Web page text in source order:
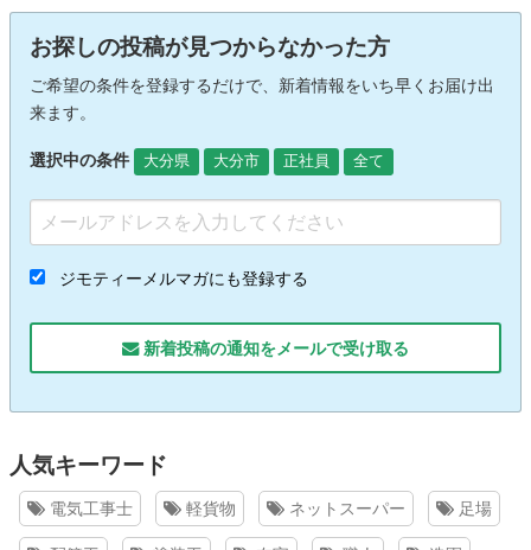
お探しの投稿が見つからなかった方
ご希望の条件を登録するだけで、新着情報をいち早くお届け出
来ます。
選択中の条件 大分県 大分市 正社員 全て
ジモティーメルマガにも登録する
新着投稿の通知をメールで受け取る
人気キーワード
電気工事士 軽貨物 ネットスーパー 足場